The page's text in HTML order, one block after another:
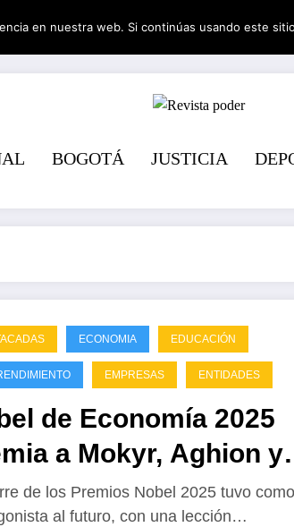
BOGOTÁ JUSTICIA
ECONOMIA EDUCACIÓN
EMPRESAS ENTIDADES
de Economía 2025
a Mokyr, Aghion y
de los Premios Nobel 2025 tuvo como
al futuro, con una lección…
en nuestra web. Si continúas usando este